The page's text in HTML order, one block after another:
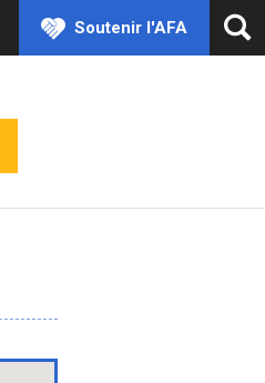
Soutenir l'AFA